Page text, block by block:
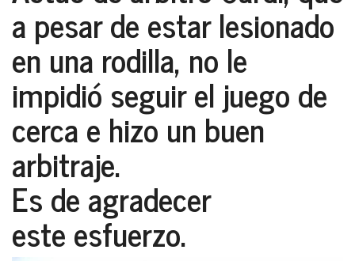
a pesar de estar lesionado
en una rodilla, no le
impidió seguir el juego de
cerca e hizo un buen
arbitraje.
Es de agradecer
este esfuerzo.